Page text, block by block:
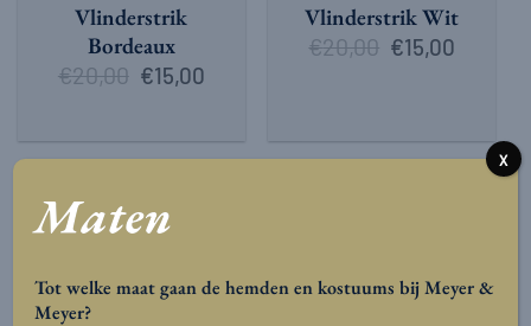
Vlinderstrik
Bordeaux
€20,00 Oorspronkelijke
prijs
€15,00Huidige
prijs
Vlinderstrik Wit
€20,00 Oorspronkelijke
prijs
€15,00
Maten
Tot welke maat gaan de hemden en kostuums bij Meyer &
Meyer?
X